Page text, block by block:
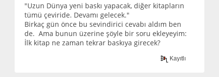
"Uzun Dünya yeni baskı yapacak, diğer kitapların
tümü çeviride. Devamı gelecek."
Birkaç gün önce bu sevindirici cevabı aldım ben
de. Ama bunun üzerine şöyle bir soru ekleyeyim:
İlk kitap ne zaman tekrar baskıya girecek?
Kayıtlı